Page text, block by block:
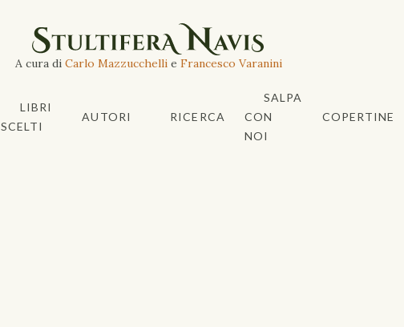
A cura di Carlo Mazzucchellie Francesco Varanini
LIBRI
SCELTI
AUTORI RICERCA
SALPA
CON
NOI
COPERTINE